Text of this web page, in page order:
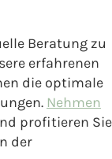
Beratung zu
erfahrenen
die optimale
Nehmen
profitieren Sie
der